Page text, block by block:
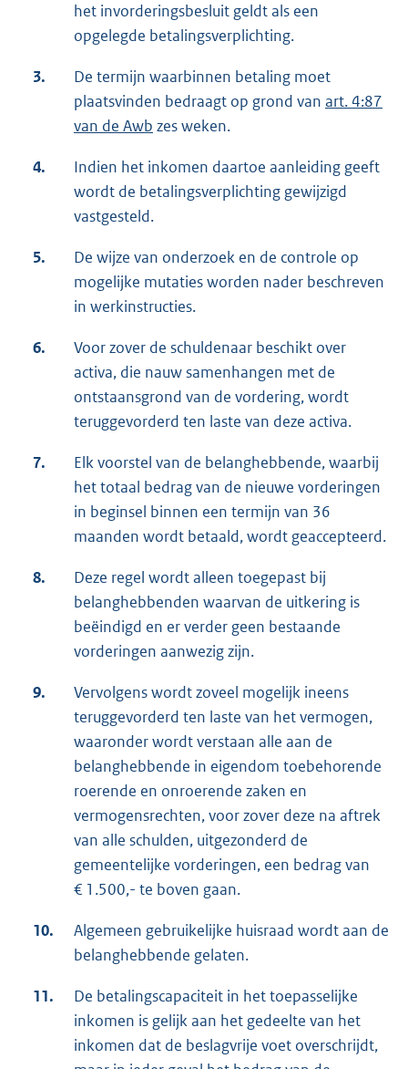
het invorderingsbesluit geldt als een
opgelegde betalingsverplichting.
3.
De termijn waarbinnen betaling moet
plaatsvinden bedraagt op grond van art. 4:87
van de Awb zes weken.
4.
Indien het inkomen daartoe aanleiding geeft
wordt de betalingsverplichting gewijzigd
vastgesteld.
5.
De wijze van onderzoek en de controle op
mogelijke mutaties worden nader beschreven
in werkinstructies.
6.
Voor zover de schuldenaar beschikt over
activa, die nauw samenhangen met de
ontstaansgrond van de vordering, wordt
teruggevorderd ten laste van deze activa.
7.
Elk voorstel van de belanghebbende, waarbij
het totaal bedrag van de nieuwe vorderingen
in beginsel binnen een termijn van 36
maanden wordt betaald, wordt geaccepteerd.
8.
Deze regel wordt alleen toegepast bij
belanghebbenden waarvan de uitkering is
beëindigd en er verder geen bestaande
vorderingen aanwezig zijn.
9.
Vervolgens wordt zoveel mogelijk ineens
teruggevorderd ten laste van het vermogen,
waaronder wordt verstaan alle aan de
belanghebbende in eigendom toebehorende
roerende en onroerende zaken en
vermogensrechten, voor zover deze na aftrek
van alle schulden, uitgezonderd de
gemeentelijke vorderingen, een bedrag van
€ 1.500,- te boven gaan.
10.
Algemeen gebruikelijke huisraad wordt aan de
belanghebbende gelaten.
11.
De betalingscapaciteit in het toepasselijke
inkomen is gelijk aan het gedeelte van het
inkomen dat de beslagvrije voet overschrijdt,